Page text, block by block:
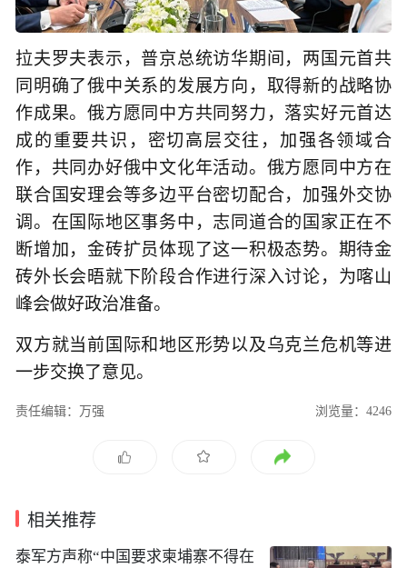
拉夫罗夫表示，普京总统访华期间，两国元首共
同明确了俄中关系的发展方向，取得新的战略协
作成果。俄方愿同中方共同努力，落实好元首达
成的重要共识，密切高层交往，加强各领域合
作，共同办好俄中文化年活动。俄方愿同中方在
联合国安理会等多边平台密切配合，加强外交协
调。在国际地区事务中，志同道合的国家正在不
断增加，金砖扩员体现了这一积极态势。期待金
砖外长会晤就下阶段合作进行深入讨论，为喀山
峰会做好政治准备。
双方就当前国际和地区形势以及乌克兰危机等进
一步交换了意见。
责任编辑：万强 浏览量：4246
相关推荐
泰军方声称“中国要求柬埔寨不得在